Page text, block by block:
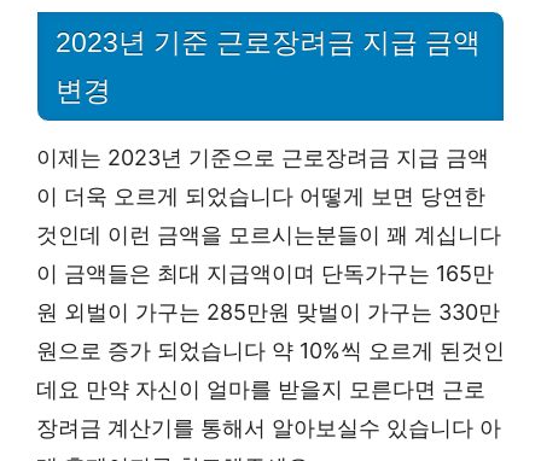
2023년 기준 근로장려금 지급 금액
변경
이제는 2023년 기준으로 근로장려금 지급 금액
이 더욱 오르게 되었습니다 어떻게 보면 당연한
것인데 이런 금액을 모르시는분들이 꽤 계십니다
이 금액들은 최대 지급액이며 단독가구는 165만
원 외벌이 가구는 285만원 맞벌이 가구는 330만
원으로 증가 되었습니다 약 10%씩 오르게 된것인
데요 만약 자신이 얼마를 받을지 모른다면 근로
장려금 계산기를 통해서 알아보실수 있습니다 아